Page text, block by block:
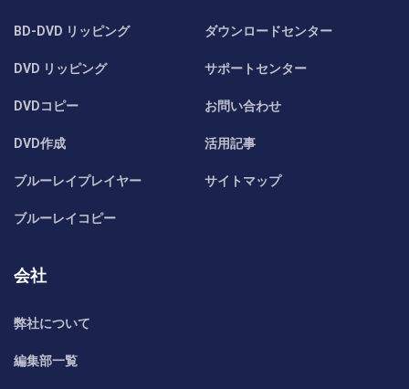
BD-DVD リッピング
DVD リッピング
DVDコピー
DVD作成
ブルーレイプレイヤー
ブルーレイコピー
ダウンロードセンター
サポートセンター
お問い合わせ
活用記事
サイトマップ
会社
弊社について
編集部一覧